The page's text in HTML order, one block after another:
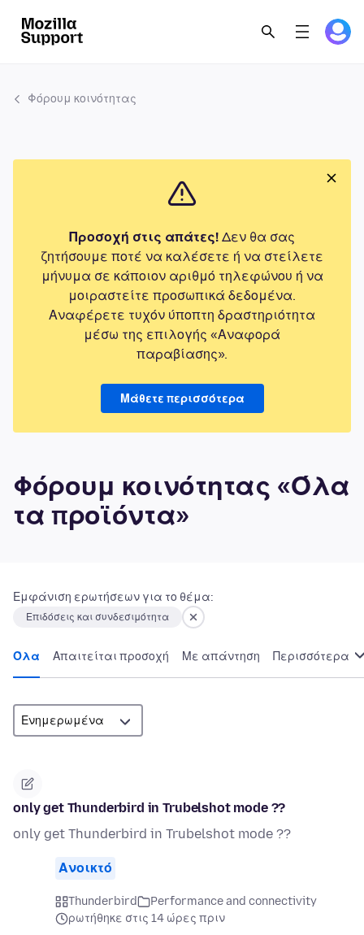
Φόρουμ κοινότητας
Προσοχή στις απάτες! Δεν θα σας
ζητήσουμε ποτέ να καλέσετε ή να στείλετε
μήνυμα σε κάποιον αριθμό τηλεφώνου ή να
μοιραστείτε προσωπικά δεδομένα.
Αναφέρετε τυχόν ύποπτη δραστηριότητα
μέσω της επιλογής «Αναφορά
παραβίασης».
Μάθετε περισσότερα
Φόρουμ κοινότητας «Όλα
τα προϊόντα»
Εμφάνιση ερωτήσεων για το θέμα:
Επιδόσεις και συνδεσιμότητα
Όλα Απαιτείται προσοχή Με απάντηση Περισσότερα
only get Thunderbird in Trubelshot mode ??
only get Thunderbird in Trubelshot mode ??
Ανοικτό
Thunderbird
Performance and connectivity
ρωτήθηκε στις 14 ώρες πριν